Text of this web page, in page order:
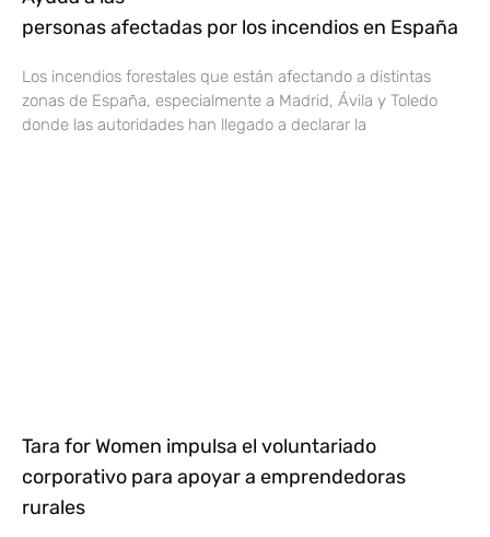
personas afectadas por los incendios en España
Los incendios forestales que están afectando a distintas
zonas de España, especialmente a Madrid, Ávila y Toledo
donde las autoridades han llegado a declarar la
Tara for Women impulsa el voluntariado
corporativo para apoyar a emprendedoras
rurales